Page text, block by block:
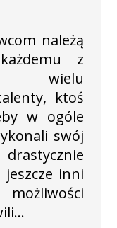
należą
z
wielu
ktoś
w ogóle
swój
jeszcze inni